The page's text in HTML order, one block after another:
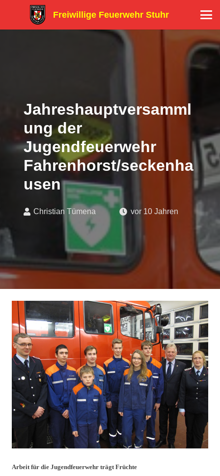
Freiwillige Feuerwehr Stuhr
Jahreshauptversamml
ung der
Jugendfeuerwehr
Fahrenhorst/seckenha
usen
Christian Tümena vor 10 Jahren
Arbeit für die Jugendfeuerwehr trägt Früchte